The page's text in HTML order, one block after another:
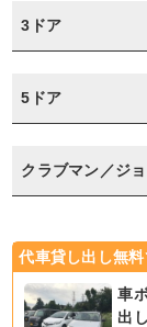
3ドア
5ドア
クラブマン／ジ
代車貸し出し無料
車
出